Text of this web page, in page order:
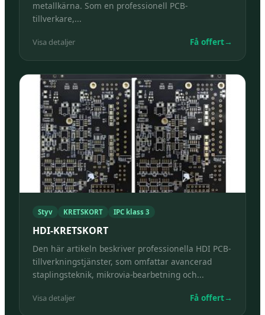
metallkärna. Som en professionell PCB-
tillverkare,...
Visa detaljer Få offert→
Styv KRETSKORT IPC klass 3
HDI-KRETSKORT
Den här artikeln beskriver professionella HDI PCB-
tillverkningstjänster, som omfattar avancerad
staplingsteknik, mikrovia-bearbetning och...
Visa detaljer Få offert→